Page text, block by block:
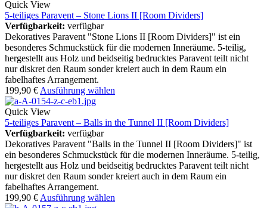
Quick View
5-teiliges Paravent – Stone Lions II [Room Dividers]
Verfügbarkeit: verfügbar
Dekoratives Paravent "Stone Lions II [Room Dividers]" ist ein
besonderes Schmuckstück für die modernen Inneräume. 5-teilig,
hergestellt aus Holz und beidseitig bedrucktes Paravent teilt nicht
nur diskret den Raum sonder kreiert auch in dem Raum ein
fabelhaftes Arrangement.
199,90 € Ausführung wählen
Quick View
5-teiliges Paravent – Balls in the Tunnel II [Room Dividers]
Verfügbarkeit: verfügbar
Dekoratives Paravent "Balls in the Tunnel II [Room Dividers]" ist
ein besonderes Schmuckstück für die modernen Inneräume. 5-teilig,
hergestellt aus Holz und beidseitig bedrucktes Paravent teilt nicht
nur diskret den Raum sonder kreiert auch in dem Raum ein
fabelhaftes Arrangement.
199,90 € Ausführung wählen